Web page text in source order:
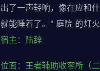
出了一声轻响，像在应和
就能睡着了。" 庭院 的灯
宿主：陆辞
位面：王者辅助收容所（